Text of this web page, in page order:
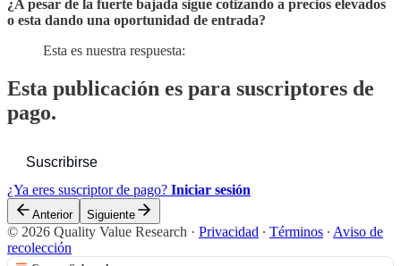
¿A pesar de la fuerte bajada sigue cotizando a precios elevados
o esta dando una oportunidad de entrada?
Esta es nuestra respuesta:
Esta publicación es para suscriptores de
pago.
Suscribirse
¿Ya eres suscriptor de pago? Iniciar sesión
Anterior Siguiente
© 2026 Quality Value Research · Privacidad ∙ Términos ∙ Aviso de
recolección